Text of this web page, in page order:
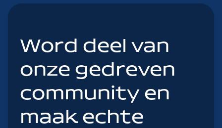
Word deel van
onze gedreven
community en
maak echte